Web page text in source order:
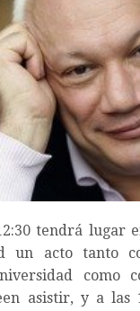
tendrá lugar
un acto tanto
como
asistir, y a las